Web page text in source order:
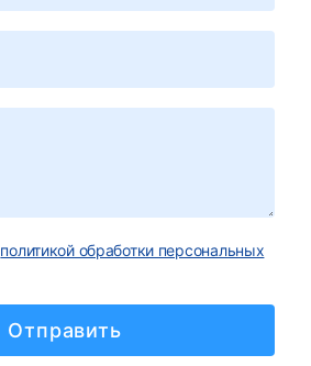
политикой обработки персональных